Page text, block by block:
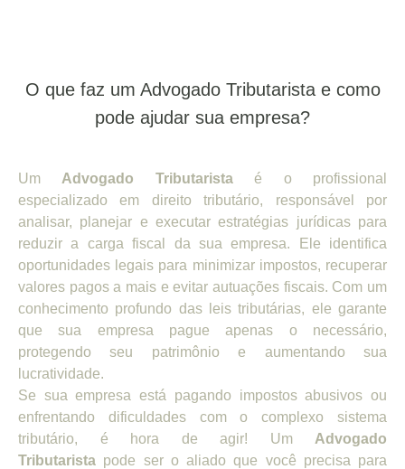
O que faz um Advogado Tributarista e como
pode ajudar sua empresa?
Um Advogado Tributaristaé o profissional
especializado em direito tributário, responsável por
analisar, planejar e executar estratégias jurídicas para
reduzir a carga fiscal da sua empresa. Ele identifica
oportunidades legais para minimizar impostos, recuperar
valores pagos a mais e evitar autuações fiscais. Com um
conhecimento profundo das leis tributárias, ele garante
que sua empresa pague apenas o necessário,
protegendo seu patrimônio e aumentando sua
lucratividade.
Se sua empresa está pagando impostos abusivos ou
enfrentando dificuldades com o complexo sistema
tributário, é hora de agir! Um Advogado
Tributarista pode ser o aliado que você precisa para